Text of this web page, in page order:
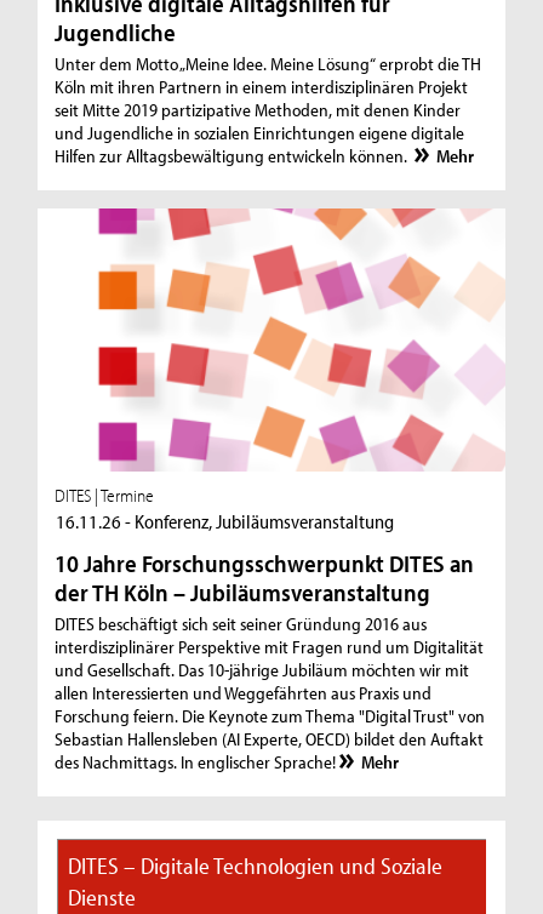
Jugendliche
Unter dem Motto „Meine Idee. Meine Lösung“ erprobt die TH
Köln mit ihren Partnern in einem interdisziplinären Projekt
seit Mitte 2019 partizipative Methoden, mit denen Kinder
und Jugendliche in sozialen Einrichtungen eigene digitale
Hilfen zur Alltagsbewältigung entwickeln können.
Mehr
DITES | Termine
16.11.26 - Konferenz, Jubiläumsveranstaltung
10 Jahre Forschungsschwerpunkt DITES an
der TH Köln – Jubiläumsveranstaltung
DITES beschäftigt sich seit seiner Gründung 2016 aus
interdisziplinärer Perspektive mit Fragen rund um Digitalität
und Gesellschaft. Das 10-jährige Jubiläum möchten wir mit
allen Interessierten und Weggefährten aus Praxis und
Forschung feiern. Die Keynote zum Thema "Digital Trust" von
Sebastian Hallensleben (AI Experte, OECD) bildet den Auftakt
des Nachmittags. In englischer Sprache!
Mehr
DITES – Digitale Technologien und Soziale
Dienste